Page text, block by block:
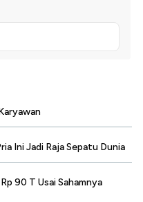
Ini Jadi Raja Sepatu Dunia
90 T Usai Sahamnya